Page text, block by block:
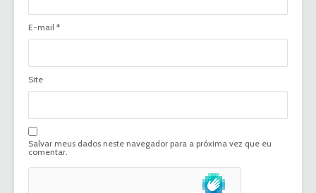
E-mail *
Site
Salvar meus dados neste navegador para a próxima vez que eu
comentar.